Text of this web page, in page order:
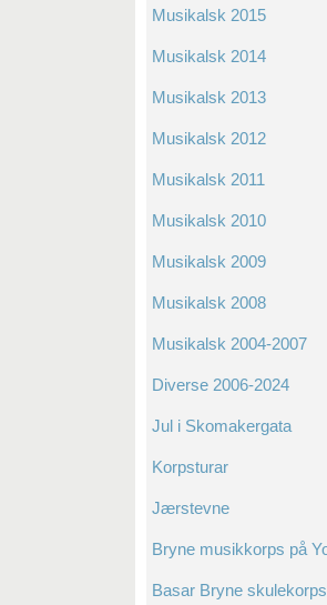
Musikalsk 2015
Musikalsk 2014
Musikalsk 2013
Musikalsk 2012
Musikalsk 2011
Musikalsk 2010
Musikalsk 2009
Musikalsk 2008
Musikalsk 2004-2007
Diverse 2006-2024
Jul i Skomakergata
Korpsturar
Jærstevne
Bryne musikkorps på
Basar Bryne skulekorps